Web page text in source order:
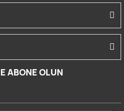
ABONE OLUN